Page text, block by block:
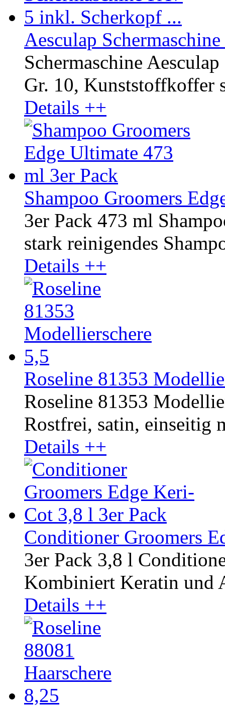
Aesculap
Schermaschine
Gr. 10, Kunststoffkoffer
Details ++
Shampoo Groomers
3er Pack 473 ml
stark reinigendes
Details ++
Roseline 81353
Roseline 81353
Rostfrei, satin, einseitig
Details ++
Conditioner Groomers
3er Pack 3,8 l
Kombiniert Keratin und
Details ++